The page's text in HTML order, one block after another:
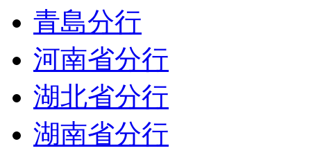
青島分行
河南省分行
湖北省分行
湖南省分行